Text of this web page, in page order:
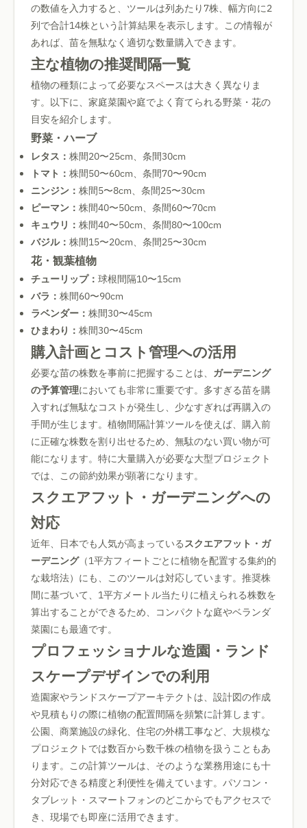
の数値を入力すると、ツールは列あたり7株、幅方向に2
列で合計14株という計算結果を表示します。この情報が
あれば、苗を無駄なく適切な数量購入できます。
主な植物の推奨間隔一覧
植物の種類によって必要なスペースは大きく異なりま
す。以下に、家庭菜園や庭でよく育てられる野菜・花の
目安を紹介します。
野菜・ハーブ
レタス： 株間20〜25cm、条間30cm
トマト： 株間50〜60cm、条間70〜90cm
ニンジン： 株間5〜8cm、条間25〜30cm
ピーマン： 株間40〜50cm、条間60〜70cm
キュウリ： 株間40〜50cm、条間80〜100cm
バジル： 株間15〜20cm、条間25〜30cm
花・観葉植物
チューリップ： 球根間隔10〜15cm
バラ： 株間60〜90cm
ラベンダー： 株間30〜45cm
ひまわり： 株間30〜45cm
購入計画とコスト管理への活用
必要な苗の株数を事前に把握することは、 ガーデニング
の予算管理においても非常に重要です。多すぎる苗を購
入すれば無駄なコストが発生し、少なすぎれば再購入の
手間が生じます。植物間隔計算ツールを使えば、購入前
に正確な株数を割り出せるため、無駄のない買い物が可
能になります。特に大量購入が必要な大型プロジェクト
では、この節約効果が顕著になります。
スクエアフット・ガーデニングへの
対応
近年、日本でも人気が高まっているスクエアフット・ガ
ーデニング（1平方フィートごとに植物を配置する集約的
な栽培法）にも、このツールは対応しています。推奨株
間に基づいて、1平方メートル当たりに植えられる株数を
算出することができるため、コンパクトな庭やベランダ
菜園にも最適です。
プロフェッショナルな造園・ランド
スケープデザインでの利用
造園家やランドスケープアーキテクトは、設計図の作成
や見積もりの際に植物の配置間隔を頻繁に計算します。
公園、商業施設の緑化、住宅の外構工事など、大規模な
プロジェクトでは数百から数千株の植物を扱うこともあ
ります。この計算ツールは、そのような業務用途にも十
分対応できる精度と利便性を備えています。パソコン・
タブレット・スマートフォンのどこからでもアクセスで
き、現場でも即座に活用できます。